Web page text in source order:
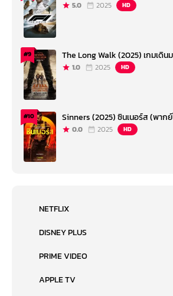
5.0 2025 HD
#9 The Long Walk (2025) เกมเดิ
1.0 2025 HD
#10 Sinners (2025) ซินเนอร์ส (พากย์
0.0 2025 HD
NETFLIX
DISNEY PLUS
PRIME VIDEO
APPLE TV